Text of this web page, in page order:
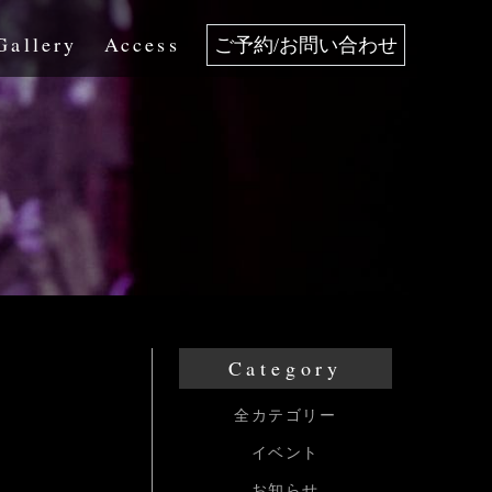
Access ご予約/お問い合わせ
Category
全カテゴリー
イベント